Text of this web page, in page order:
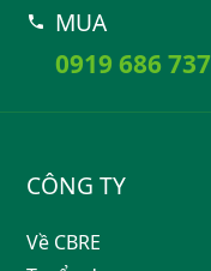
MUA
0919 686 737
CÔNG TY
Về CBRE